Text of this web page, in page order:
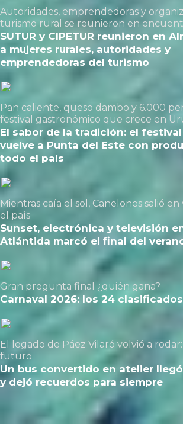
Autoridades, emprendedoras y
turismo rural se reunieron en
SUTUR y CIPETUR reunieron en
a mujeres rurales, autoridades y
emprendedoras del turismo
Pan caliente, queso dambo y 6.000
festival gastronómico que crece en
El sabor de la tradición: el festival
vuelve a Punta del Este con
todo el país
Mientras caía el sol, Canelones salió
el país
Sunset, electrónica y televisión
Atlántida marcó el final del
Gran pregunta final ¿quién gana?
Carnaval 2026: los 24
El legado de Páez Vilaró volvió a
futuro
Un bus convertido en atelier
y dejó recuerdos para siempre